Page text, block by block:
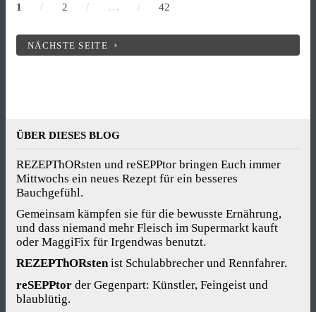
1 / 2 / … / 42
NÄCHSTE SEITE
ÜBER DIESES BLOG
REZEPThORsten und reSEPPtor bringen Euch immer
Mittwochs ein neues Rezept für ein besseres
Bauchgefühl.
Gemeinsam kämpfen sie für die bewusste Ernährung,
und dass niemand mehr Fleisch im Supermarkt kauft
oder MaggiFix für Irgendwas benutzt.
REZEPThORstenist Schulabbrecher und Rennfahrer.
reSEPPtor der Gegenpart: Künstler, Feingeist und
blaublütig.